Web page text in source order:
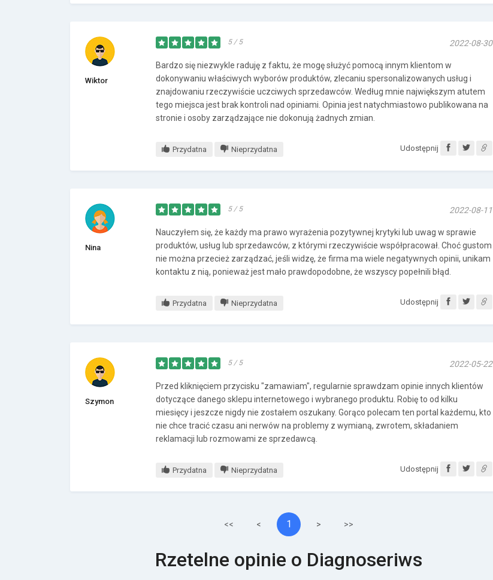
Wiktor
5 / 5 2022-08-30
Bardzo się niezwykle raduję z faktu, że mogę służyć pomocą innym klientom w
dokonywaniu właściwych wyborów produktów, zlecaniu spersonalizowanych usług i
znajdowaniu rzeczywiście uczciwych sprzedawców. Według mnie największym atutem
tego miejsca jest brak kontroli nad opiniami. Opinia jest natychmiastowo publikowana na
stronie i osoby zarządzające nie dokonują żadnych zmian.
Przydatna Nieprzydatna Udostępnij
Nina
5 / 5 2022-08-11
Nauczyłem się, że każdy ma prawo wyrażenia pozytywnej krytyki lub uwag w sprawie
produktów, usług lub sprzedawców, z którymi rzeczywiście współpracował. Choć gustom
nie można przecież zarządzać, jeśli widzę, że firma ma wiele negatywnych opinii, unikam
kontaktu z nią, ponieważ jest mało prawdopodobne, że wszyscy popełnili błąd.
Przydatna Nieprzydatna Udostępnij
Szymon
5 / 5 2022-05-22
Przed kliknięciem przycisku "zamawiam", regularnie sprawdzam opinie innych klientów
dotyczące danego sklepu internetowego i wybranego produktu. Robię to od kilku
miesięcy i jeszcze nigdy nie zostałem oszukany. Gorąco polecam ten portal każdemu, kto
nie chce tracić czasu ani nerwów na problemy z wymianą, zwrotem, składaniem
reklamacji lub rozmowami ze sprzedawcą.
Przydatna Nieprzydatna Udostępnij
<< < 1 > >>
Rzetelne opinie o Diagnoseriws